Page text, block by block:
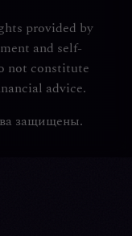
provided by
and self-
not constitute
advice.
защищены.